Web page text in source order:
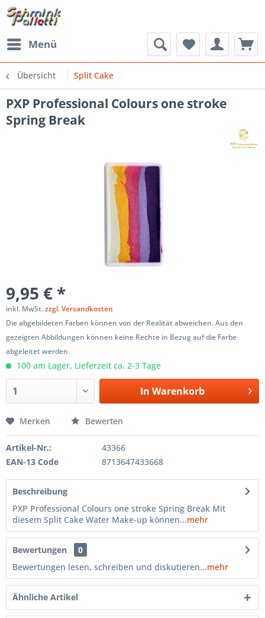
Menü
Übersicht Split Cake
PXP Professional Colours one stroke
Spring Break
9,95 € *
inkl. MwSt.zzgl. Versandkosten
Die abgebildeten Farben können von der Realität abweichen. Aus den
gezeigten Abbildungen können keine Rechte in Bezug auf die Farbe
abgeleitet werden.
100 am Lager, Lieferzeit ca. 2-3 Tage
In Warenkorb
Merken Bewerten
Artikel-Nr.:
43366
EAN-13 Code
8713647433668
Beschreibung
PXP Professional Colours one stroke Spring Break Mit
diesem Split Cake Water Make-up können...mehr
Bewertungen
0
Bewertungen lesen, schreiben und diskutieren...mehr
Ähnliche Artikel